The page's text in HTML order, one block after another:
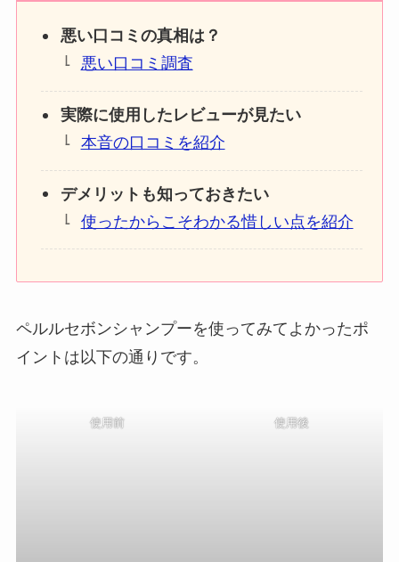
悪い口コミの真相は？
悪い口コミ調査
実際に使用したレビューが見たい
本音の口コミを紹介
デメリットも知っておきたい
使ったからこそわかる惜しい点を紹介
ペルルセボンシャンプーを使ってみてよかったポ
イントは以下の通りです。
使用前 使用後